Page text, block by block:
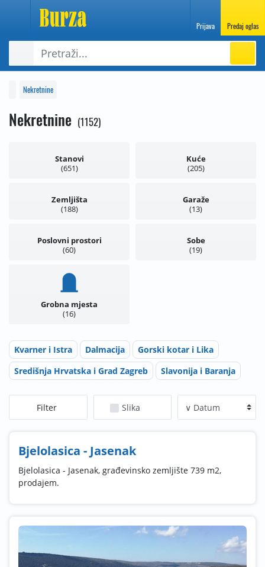
Prijava Predaj oglas
Nekretnine
Nekretnine 1152
Stanovi
651
Kuće
205
Zemljišta
188
Garaže
13
Poslovni prostori
60
Sobe
19
Grobna mjesta
16
Kvarner i Istra Dalmacija
Gorski kotar i Lika
Središnja Hrvatska i Grad Zagreb
Slavonija i Baranja
Filter Slika
Bjelolasica - Jasenak
Bjelolasica - Jasenak, građevinsko zemljište 739 m2,
prodajem.